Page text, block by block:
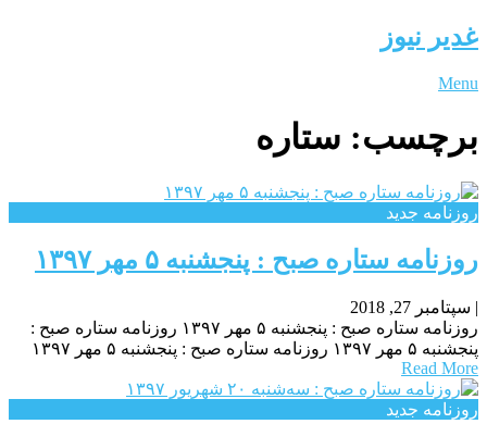
غدیر نیوز
Menu
برچسب: ستاره
روزنامه جدید
روزنامه ستاره صبح : پنجشنبه ۵ مهر ۱۳۹۷
| سپتامبر 27, 2018
روزنامه ستاره صبح : پنجشنبه ۵ مهر ۱۳۹۷ روزنامه ستاره صبح :
پنجشنبه ۵ مهر ۱۳۹۷ روزنامه ستاره صبح : پنجشنبه ۵ مهر ۱۳۹۷
Read More
روزنامه جدید